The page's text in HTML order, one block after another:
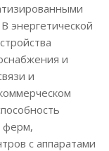
энергетической
и
и
ферм,
с аппаратами